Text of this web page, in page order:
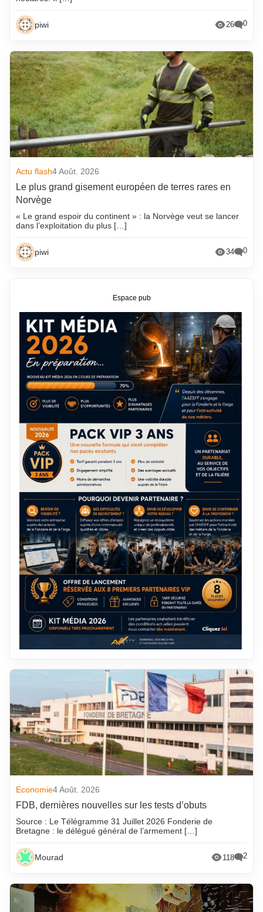
piwi 26 0
Actu flash4 Août. 2026
Le plus grand gisement européen de terres rares en
Norvège
« Le grand espoir du continent » : la Norvège veut se lancer
dans l’exploitation du plus […]
piwi 34 0
Economie4 Août. 2026
FDB, dernières nouvelles sur les tests d’obuts
Source : Le Télégramme 31 Juillet 2026 Fonderie de
Bretagne : le délégué général de l’armement […]
Mourad 118 2
Espace pub